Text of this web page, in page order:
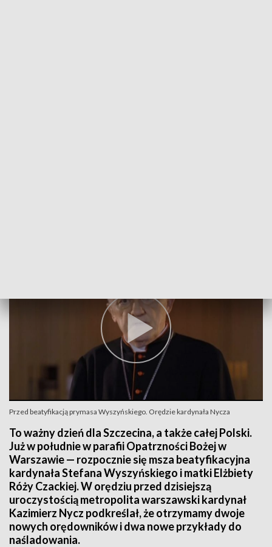
Przed beatyfikacją prymasa Wyszyńskiego. Orędzie kardynała Nycza
To ważny dzień dla Szczecina, a także całej Polski.
Już w południe w parafii Opatrzności Bożej w
Warszawie — rozpocznie się msza beatyfikacyjna
kardynała Stefana Wyszyńskiego i matki Elżbiety
Róży Czackiej. W orędziu przed dzisiejszą
uroczystością metropolita warszawski kardynał
Kazimierz Nycz podkreślał, że otrzymamy dwoje
nowych orędowników i dwa nowe przykłady do
naśladowania.